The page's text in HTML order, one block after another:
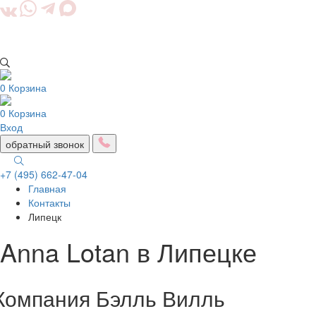
0 Корзина
0 Корзина
Вход
обратный звонок
+7 (495) 662-47-04
Главная
Контакты
Липецк
Anna Lotan в Липецке
Бэлль Вилль